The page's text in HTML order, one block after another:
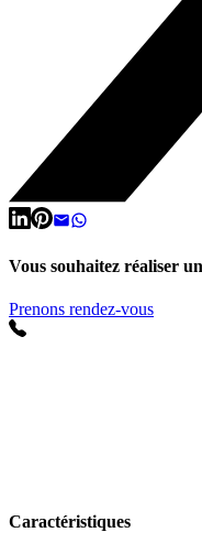
Vous souhaitez réaliser
Prenons rendez-vous
Caractéristiques